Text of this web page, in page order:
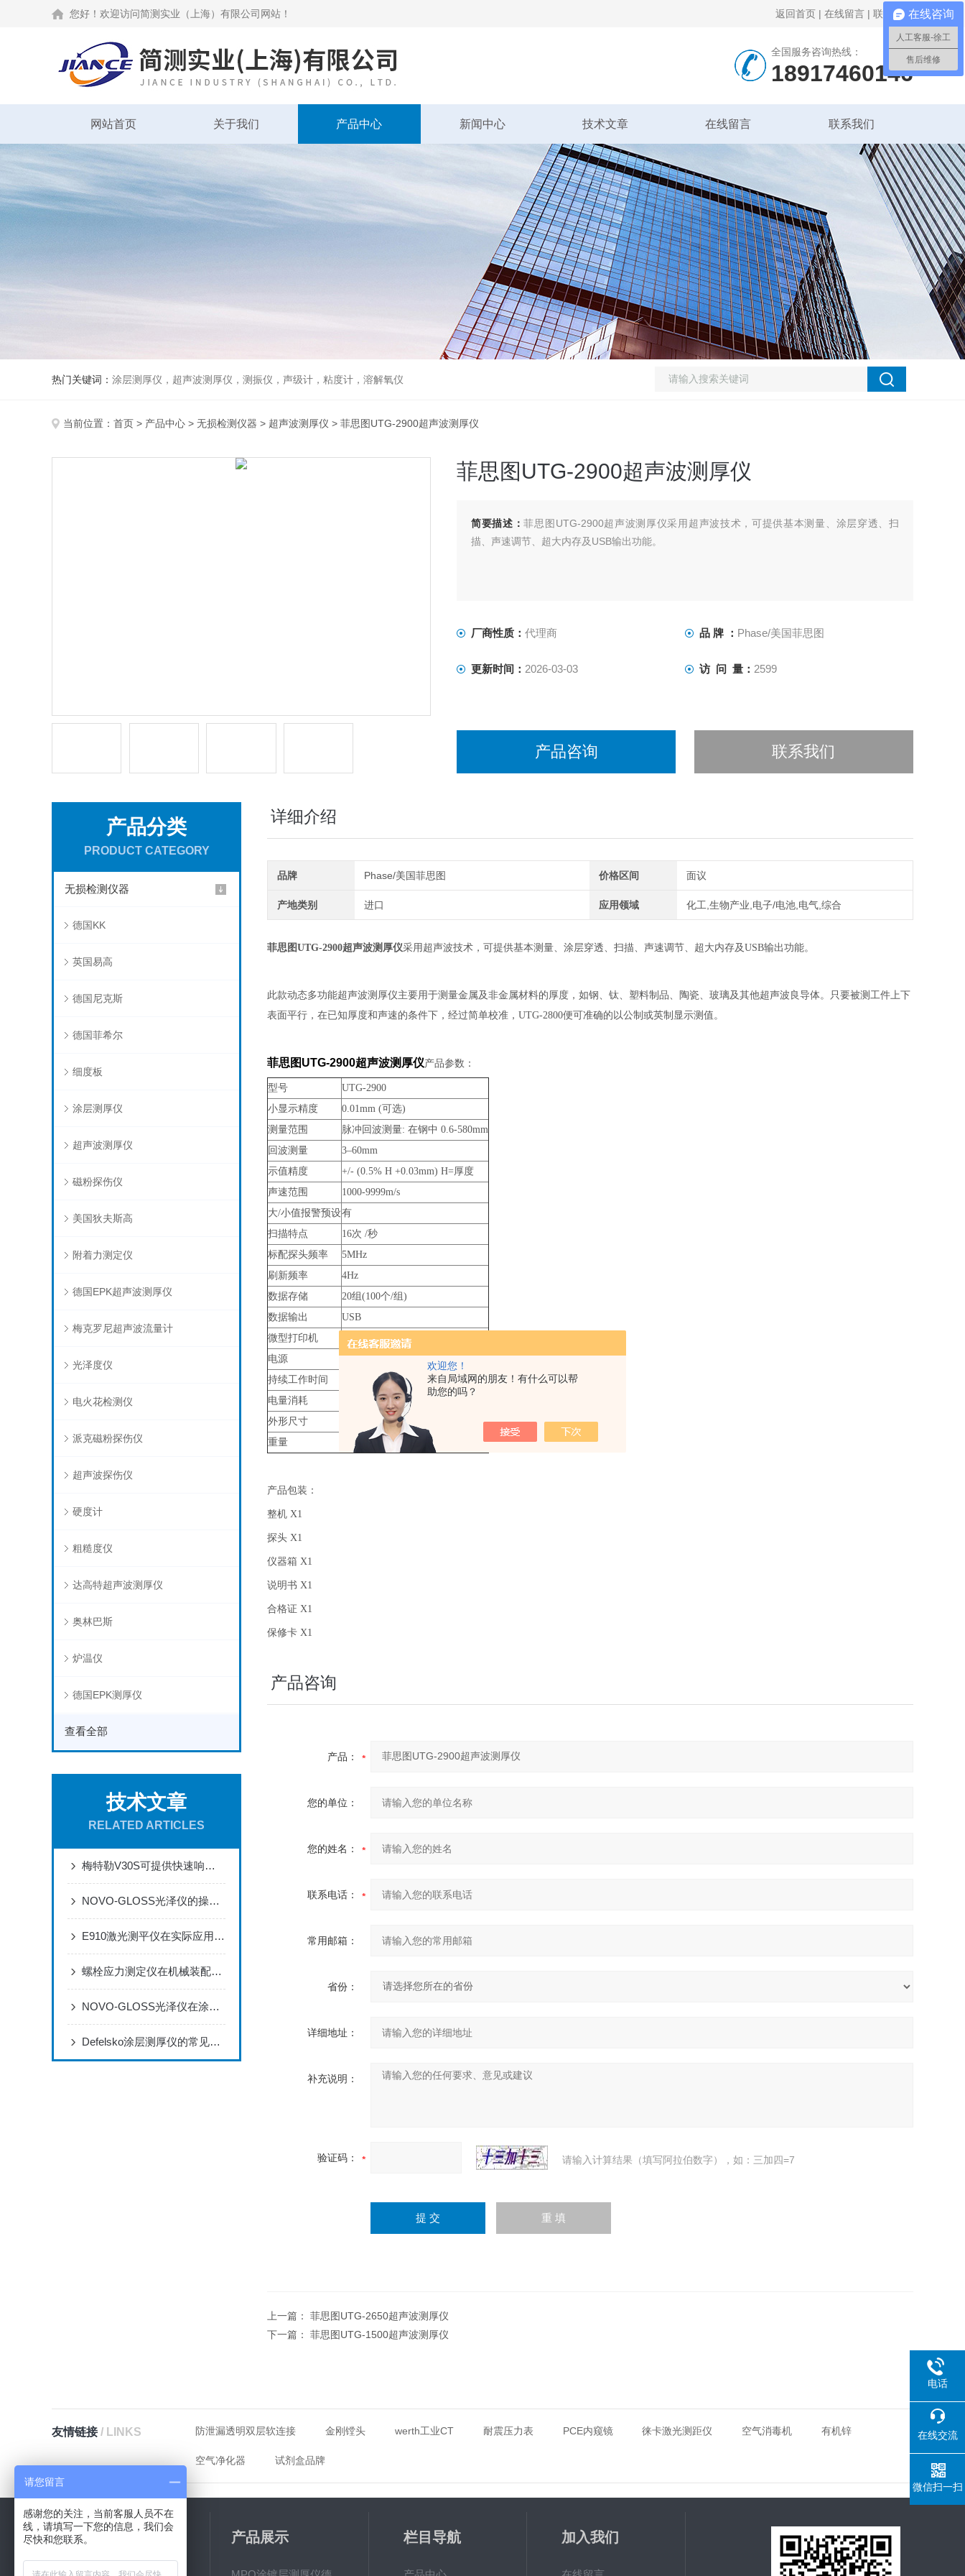
欢迎您！
来自局域网的朋友！有什么可以帮
助您的吗？
您好！欢迎访问简测实业（上海）有限公司网站！ 返回首页 | 在线留言 | 联系我们
全国服务咨询热线：
18917460146
网站首页 关于我们 产品中心 新闻中心 技术文章 在线留言 联系我们
热门关键词： 涂层测厚仪，超声波测厚仪，测振仪，声级计，粘度计，溶解氧仪
当前位置： 首页 > 产品中心 > 无损检测仪器 > 超声波测厚仪 > 菲思图UTG-2900超声波测厚仪
菲思图UTG-2900超声波测厚仪
简要描述：菲思图UTG-2900超声波测厚仪采用超声波技术，可提供基本测量、涂层穿透、扫
描、声速调节、超大内存及USB输出功能。
厂商性质： 代理商 品 牌 ： Phase/美国菲思图
更新时间： 2026-03-03 访 问 量： 2599
产品咨询 联系我们
产品分类
PRODUCT CATEGORY
无损检测仪器
德国KK
英国易高
德国尼克斯
德国菲希尔
细度板
涂层测厚仪
超声波测厚仪
磁粉探伤仪
美国狄夫斯高
附着力测定仪
德国EPK超声波测厚仪
梅克罗尼超声波流量计
光泽度仪
电火花检测仪
派克磁粉探伤仪
超声波探伤仪
硬度计
粗糙度仪
达高特超声波测厚仪
奥林巴斯
炉温仪
德国EPK测厚仪
查看全部
技术文章
RELATED ARTICLES
梅特勒V30S可提供快速响应的质量测量通道
NOVO-GLOSS光泽仪的操作与运维规范
E910激光测平仪在实际应用场景中的作用体现
螺栓应力测定仪在机械装配过程中的作用
NOVO-GLOSS光泽仪在涂料生产和检测过程中的应用
Defelsko涂层测厚仪的常见应用有哪些？
详细介绍
品牌 Phase/美国菲思图 价格区间 面议
产地类别 进口 应用领域 化工,生物产业,电子/电池,电气,综合
菲思图UTG-2900超声波测厚仪采用超声波技术，可提供基本测量、涂层穿透、扫描、声速调节、超大内存及USB输出功能。
此款动态多功能超声波测厚仪主要用于测量金属及非金属材料的厚度，如钢、钛、塑料制品、陶瓷、玻璃及其他超声波良导体。只要被测工件上下
表面平行，在已知厚度和声速的条件下，经过简单校准，UTG-2800便可准确的以公制或英制显示测值。
菲思图UTG-2900超声波测厚仪产品参数：
型号
UTG-2900
小显示精度
0.01mm (可选)
测量范围
脉冲回波测量: 在钢中 0.6-580mm
回波测量
3–60mm
示值精度
+/- (0.5% H +0.03mm) H=厚度
声速范围
1000-9999m/s
大/小值报警预设有
扫描特点
16次 /秒
标配探头频率
5MHz
刷新频率
4Hz
数据存储
20组(100个/组)
数据输出
USB
微型打印机
可选
电源
2节3v AA碱性电池
持续工作时间
大于100小时(不开背光时)
电量消耗
工作电流不大于3v
外形尺寸
150 x 74 x 33mm
重量
245g
产品包装：
整机 X1
探头 X1
仪器箱 X1
说明书 X1
合格证 X1
保修卡 X1
产品咨询
产品：
您的单位：
您的姓名：
联系电话：
常用邮箱：
省份：
详细地址：
补充说明：
验证码： 请输入计算结果（填写阿拉伯数字），如：三加四=7
上一篇： 菲思图UTG-2650超声波测厚仪
下一篇： 菲思图UTG-1500超声波测厚仪
友情链接/ LINKS 防泄漏透明双层软连接 金刚镗头 werth工业CT 耐震压力表 PCE内窥镜 徕卡激光测距仪 空气消毒机 有机锌
空气净化器 试剂盒品牌
产品展示 栏目导航 加入我们
电话
在线交流
微信扫一扫
在线咨询
人工客服-徐工
售后维修
请您留言
感谢您的关注，当前客服人员不在
线，请填写一下您的信息，我们会
尽快和您联系。